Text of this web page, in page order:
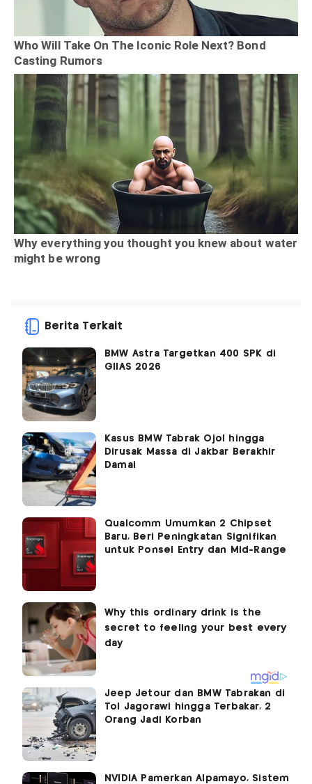
Berita Terkait
BMW Astra Targetkan 400 SPK di
GIIAS 2026
Kasus BMW Tabrak Ojol hingga
Dirusak Massa di Jakbar Berakhir
Damai
Qualcomm Umumkan 2 Chipset
Baru, Beri Peningkatan Signifikan
untuk Ponsel Entry dan Mid-Range
Jeep Jetour dan BMW Tabrakan di
Tol Jagorawi hingga Terbakar, 2
Orang Jadi Korban
NVIDIA Pamerkan Alpamayo, Sistem